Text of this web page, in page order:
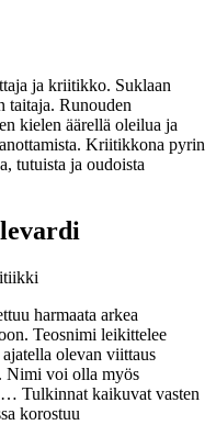
ja kriitikko. Suklaan
taitaja. Runouden
kielen äärellä oleilua ja
Kriitikkona pyrin
tutuista ja oudoista
harmaata arkea
Teosnimi leikittelee
olevan viittaus
Nimi voi olla myös
Tulkinnat kaikuvat vasten
korostuu